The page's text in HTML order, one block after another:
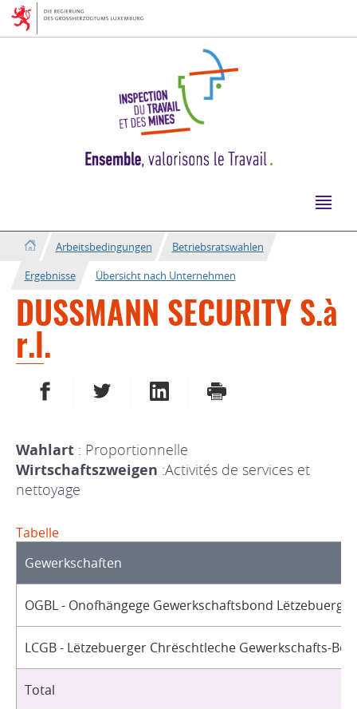
Zur
Navigation
Zum
Inhalt
Arbeitsbedingungen
Betriebsratswahlen
Ergebnisse
Übersicht nach Unternehmen
DUSSMANN SECURITY S.à
r.l.
AUF FACEBOOK TEILENAUF TWITTER TEILENAUF LINKEDIN TEILEN
DRUCKEN
Wahlart : Proportionnelle
Wirtschaftszweigen :Activités de services et
nettoyage
Tabelle
Gewerkschaften
OGBL - Onofhängege Gewerkschaftsbond
LCGB - Lëtzebuerger Chrëschtleche Gewerkschafts-
Total